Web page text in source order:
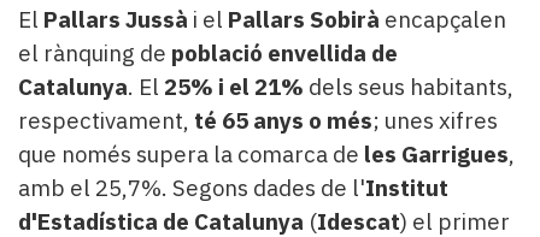
del
Pallars
Contingut
patrocinat
Lo
més
llegit...
Editorial
El Pallars Jussà i el Pallars Sobirà encapçalen
el rànquing de població envellida de
Catalunya. El 25% i el 21% dels seus habitants,
respectivament, té 65 anys o més; unes xifres
que només supera la comarca de les Garrigues,
amb el 25,7%. Segons dades de l'Institut
d'Estadística de Catalunya (Idescat) el primer